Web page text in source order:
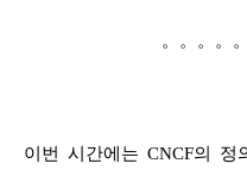
。。。。
이번 시간에는 CNCF의 정